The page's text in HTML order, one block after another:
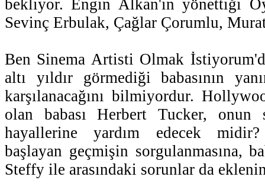
bekliyor. Engin Alkan'ın yönettiği
Sevinç Erbulak, Çağlar Çorumlu,
Ben Sinema Artisti Olmak
altı yıldır görmediği babasının
karşılanacağını bilmiyordur.
olan babası Herbert Tucker, onun
hayallerine yardım edecek
başlayan geçmişin sorgulanmasına,
Steffy ile arasındaki sorunlar da